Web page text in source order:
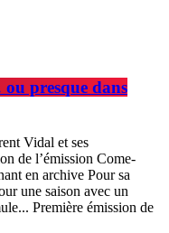
presque dans
Vidal et ses
de l’émission Come-
en archive Pour sa
une saison avec un
Première émission de